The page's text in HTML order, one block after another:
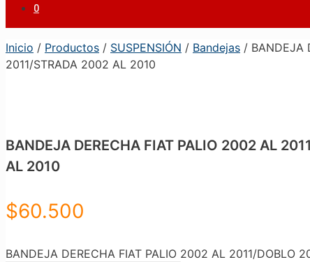
0
Inicio / Productos / SUSPENSIÓN / Bandejas / BANDEJA
2011/STRADA 2002 AL 2010
BANDEJA DERECHA FIAT PALIO 2002 AL
AL 2010
$60.500
BANDEJA DERECHA FIAT PALIO 2002 AL 2011/